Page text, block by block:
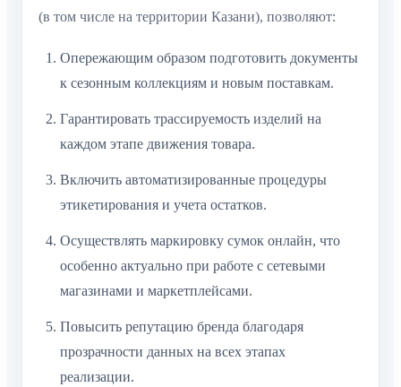
(в том числе на территории Казани), позволяют:
Опережающим образом подготовить документы
к сезонным коллекциям и новым поставкам.
Гарантировать трассируемость изделий на
каждом этапе движения товара.
Включить автоматизированные процедуры
этикетирования и учета остатков.
Осуществлять маркировку сумок онлайн, что
особенно актуально при работе с сетевыми
магазинами и маркетплейсами.
Повысить репутацию бренда благодаря
прозрачности данных на всех этапах
реализации.